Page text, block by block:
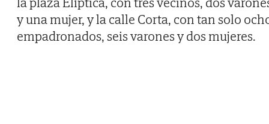
y una mujer, y la calle Corta, con tan solo
empadronados, seis varones y dos mujeres.